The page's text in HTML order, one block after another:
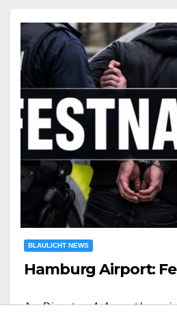
BLAULICHT NEWS
Hamburg Airport:
Am Dienstag, 4. August kam